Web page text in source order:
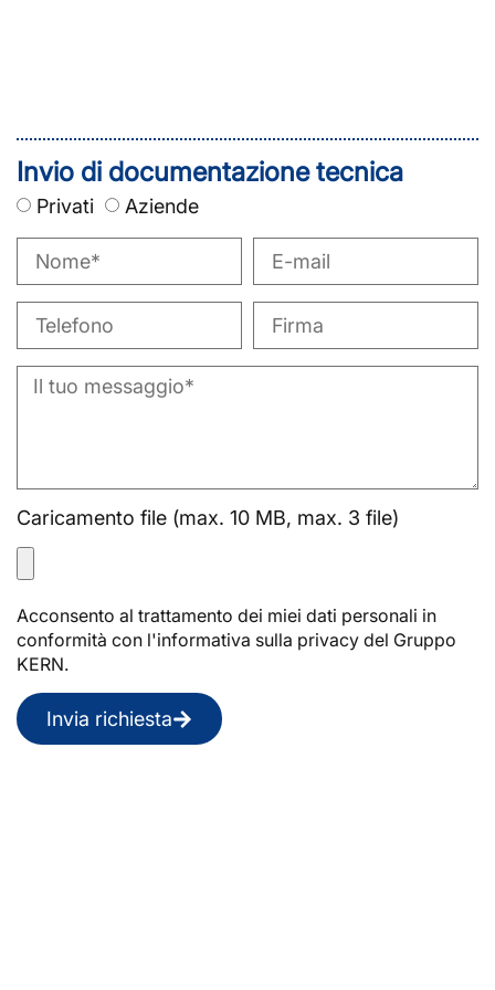
Invio di documentazione tecnica
Privati Aziende
Caricamento file (max. 10 MB, max. 3 file)
Acconsento al trattamento dei miei dati personali in
conformità con l'informativa sulla privacy del Gruppo
KERN.
Invia richiesta